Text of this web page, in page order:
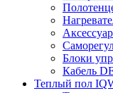
Блоки
Кабель
Теплый пол